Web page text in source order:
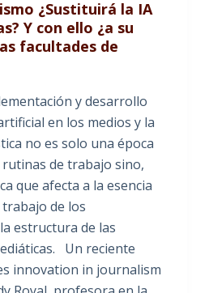
¿Sustituirá la IA
Y con ello ¿a su
facultades de
y desarrollo
en los medios y la
no es solo una época
rutinas de trabajo sino,
que afecta a la esencia
de los
estructura de las
Un reciente
innovation in journalism